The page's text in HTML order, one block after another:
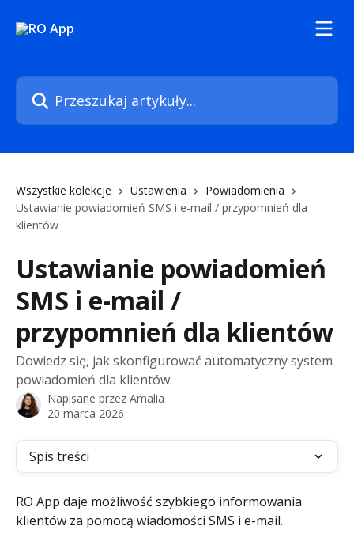
Przeszukaj artykuły...
Wszystkie kolekcje Ustawienia
Powiadomienia
Ustawianie powiadomień SMS i e-mail / przypomnień dla
klientów
Ustawianie powiadomień
SMS i e-mail /
przypomnień dla klientów
Dowiedz się, jak skonfigurować automatyczny system
powiadomień dla klientów
Napisane przez Amalia
20 marca 2026
Spis treści
RO App daje możliwość szybkiego informowania
klientów za pomocą wiadomości SMS i e-mail.